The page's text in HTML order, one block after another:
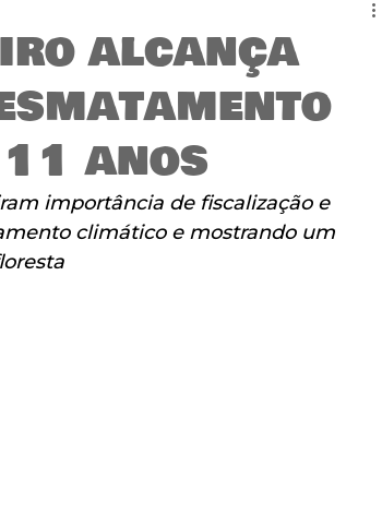
alcança
anos
importância de fiscalização e
climático e mostrando um